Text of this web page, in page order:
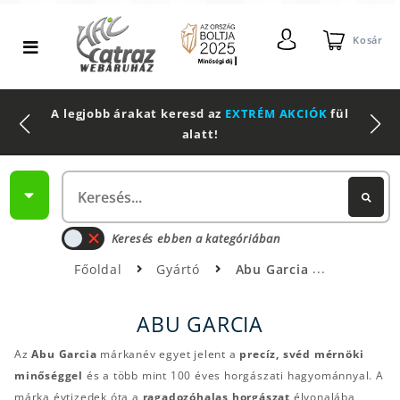
Kosár
2 db Shimano Aero Technium +Leatherman
Multitool
Keresés ebben a kategóriában
Főoldal Gyártó Abu Garcia
ABU GARCIA
AzAbu Garcia márkanév egyet jelent a precíz, svéd mérnöki
minőséggel és a több mint 100 éves horgászati hagyománnyal. A
márka évtizedek óta a ragadozóhalas horgászat élvonalába